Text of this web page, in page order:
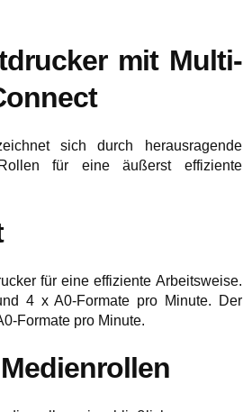
mit Multi-
sich durch herausragende
für eine äußerst effiziente
für eine effiziente Arbeitsweise.
4 x A0-Formate pro Minute. Der
Formate pro Minute.